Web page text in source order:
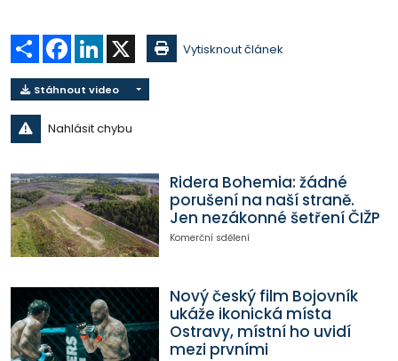
Sdílet Facebook
LinkedIn Vytisknout článek
Stáhnout video
Nahlásit chybu
Ridera Bohemia: žádné
porušení na naší straně.
Jen nezákonné šetření ČIŽP
Komerční sdělení
Nový český film Bojovník
ukáže ikonická místa
Ostravy, místní ho uvidí
mezi prvními